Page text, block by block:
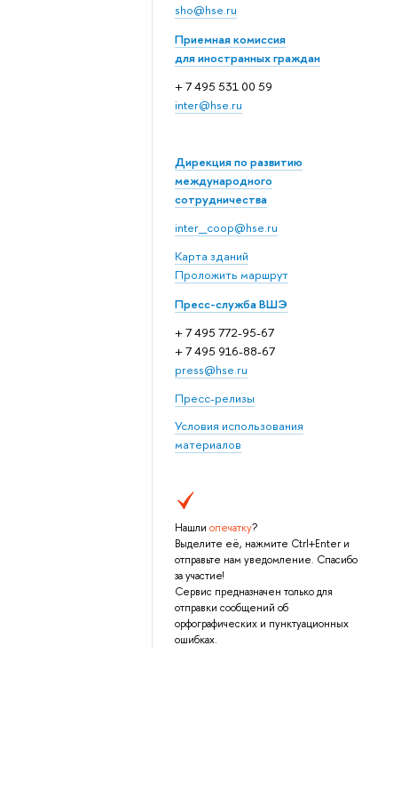
sho@hse.ru
Приемная комиссия
для иностранных граждан
+ 7 495 531 00 59
inter@hse.ru
Дирекция по развитию
международного
сотрудничества
inter_coop@hse.ru
Карта зданий
Проложить маршрут
Пресс-служба ВШЭ
+ 7 495 772-95-67
+ 7 495 916-88-67
press@hse.ru
Пресс-релизы
Условия использования
материалов
Нашли опечатку?
Выделите её, нажмите Ctrl+Enter и
отправьте нам уведомление. Спасибо
за участие!
Сервис предназначен только для
отправки сообщений об
орфографических и пунктуационных
ошибках.